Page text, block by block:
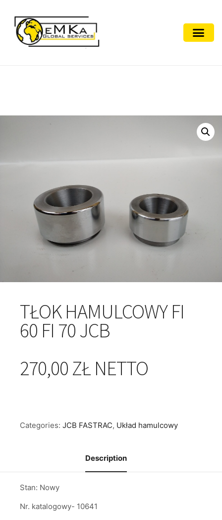
TŁOK HAMULCOWY FI
60 FI 70 JCB
270,00 ZŁ NETTO
Categories: JCB FASTRAC, Układ hamulcowy
Description
Stan: Nowy
Nr. katalogowy- 10641